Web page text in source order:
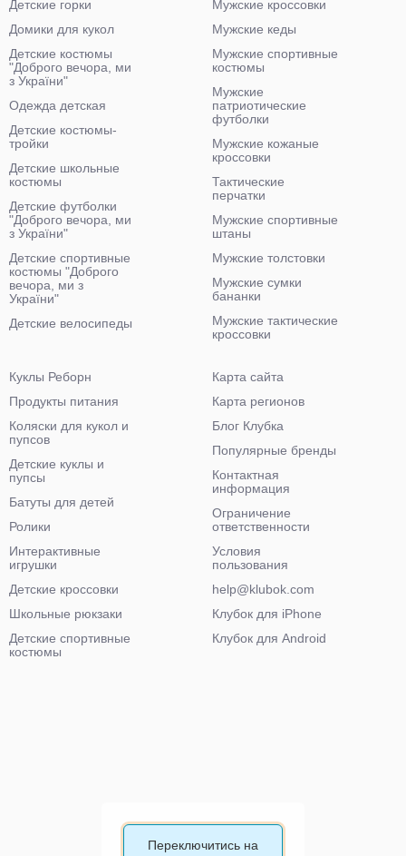
Детские горки
Домики для кукол
Детские костюмы
"Доброго вечора, ми
з України"
Одежда детская
Детские костюмы-
тройки
Детские школьные
костюмы
Детские футболки
"Доброго вечора, ми
з України"
Детские спортивные
костюмы "Доброго
вечора, ми з
України"
Детские велосипеды
Мужские кроссовки
Мужские кеды
Мужские спортивные
костюмы
Мужские
патриотические
футболки
Мужские кожаные
кроссовки
Тактические
перчатки
Мужские спортивные
штаны
Мужские толстовки
Мужские сумки
бананки
Мужские тактические
кроссовки
Куклы Реборн
Продукты питания
Коляски для кукол и
пупсов
Детские куклы и
пупсы
Батуты для детей
Ролики
Интерактивные
игрушки
Детские кроссовки
Школьные рюкзаки
Детские спортивные
костюмы
Карта сайта
Карта регионов
Блог Клубка
Популярные бренды
Контактная
информация
Ограничение
ответственности
Условия
пользования
help@klubok.com
Клубок для iPhone
Клубок для Android
Переключитись на